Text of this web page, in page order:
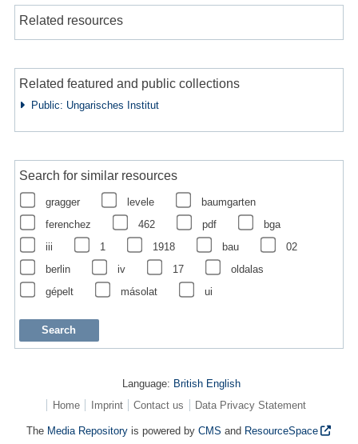
Related resources
Related featured and public collections
Public: Ungarisches Institut
Search for similar resources
gragger levele
baumgarten
ferenchez
462 pdf
bga
iii
1 1918 bau
02
berlin
iv 17
oldalas
gépelt
másolat ui
Language: British English
Home
Imprint Contact us Data Privacy Statement
The Media Repository is powered byCMS and ResourceSpace